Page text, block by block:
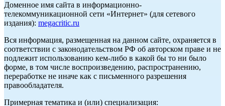
Доменное имя сайта в информационно-
телекоммуникационной сети «Интернет» (для сетевого
издания): megacritic.ru
Вся информация, размещенная на данном сайте, охраняется в
соответствии с законодательством РФ об авторском праве и не
подлежит использованию кем-либо в какой бы то ни было
форме, в том числе воспроизведению, распространению,
переработке не иначе как с письменного разрешения
правообладателя.
Примерная тематика и (или) специализация: